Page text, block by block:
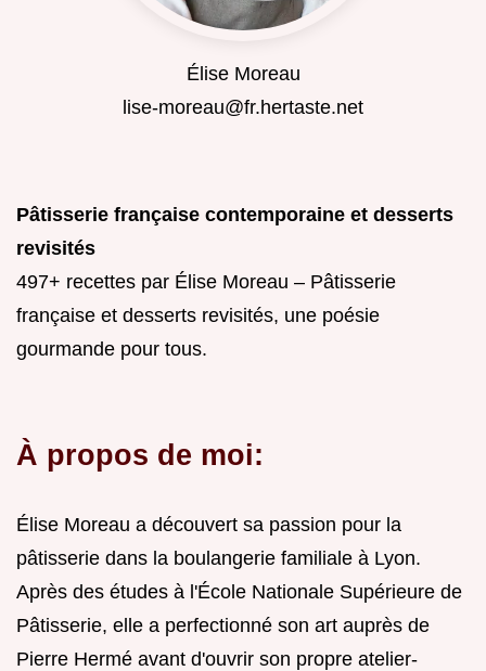
Élise Moreau
lise-moreau@fr.hertaste.net
Pâtisserie française contemporaine et desserts
revisités
497+ recettes par Élise Moreau – Pâtisserie
française et desserts revisités, une poésie
gourmande pour tous.
À propos de moi:
Élise Moreau a découvert sa passion pour la
pâtisserie dans la boulangerie familiale à Lyon.
Après des études à l'École Nationale Supérieure de
Pâtisserie, elle a perfectionné son art auprès de
Pierre Hermé avant d'ouvrir son propre atelier-